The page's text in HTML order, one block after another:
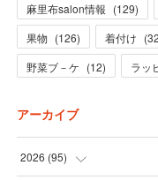
麻里布salon情報 (129)
果物 (126) 着付け (
野菜ブ－ケ (12) ラッ
アーカイブ
2026 (95)